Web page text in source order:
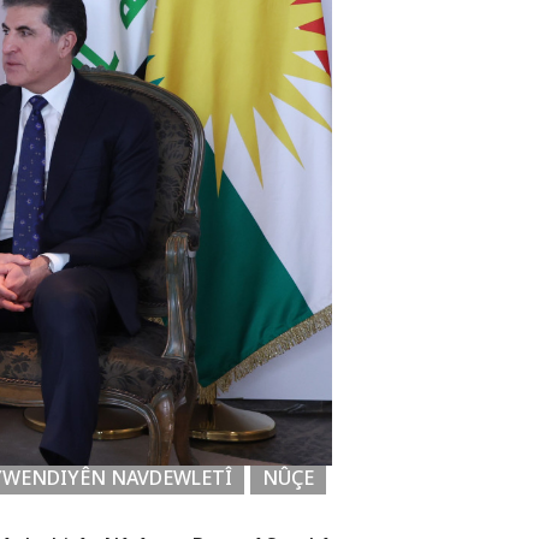
NÛÇE
NAVDEWLETÎ